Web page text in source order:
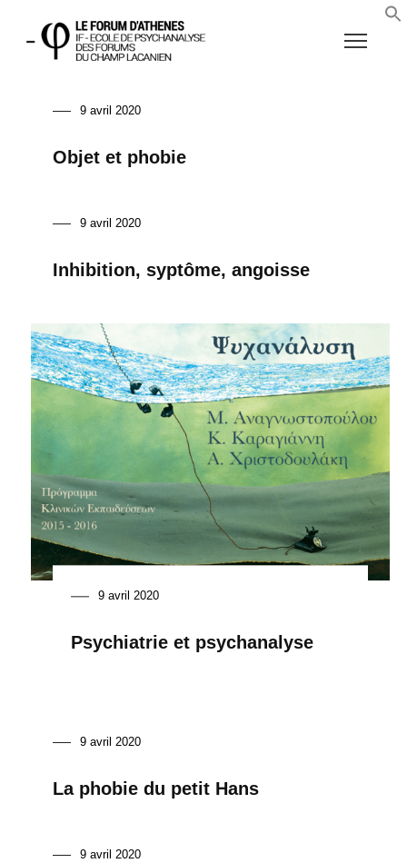
9 avril 2020
Objet et phobie
9 avril 2020
Inhibition, syptôme, angoisse
9 avril 2020
Psychiatrie et psychanalyse
9 avril 2020
La phobie du petit Hans
9 avril 2020